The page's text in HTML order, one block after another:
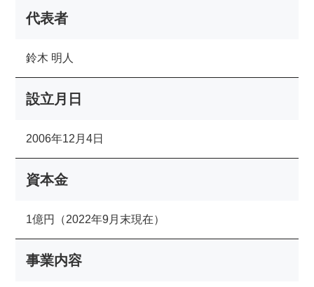
代表者
鈴木 明人
設立月日
2006年12月4日
資本金
1億円（2022年9月末現在）
事業内容